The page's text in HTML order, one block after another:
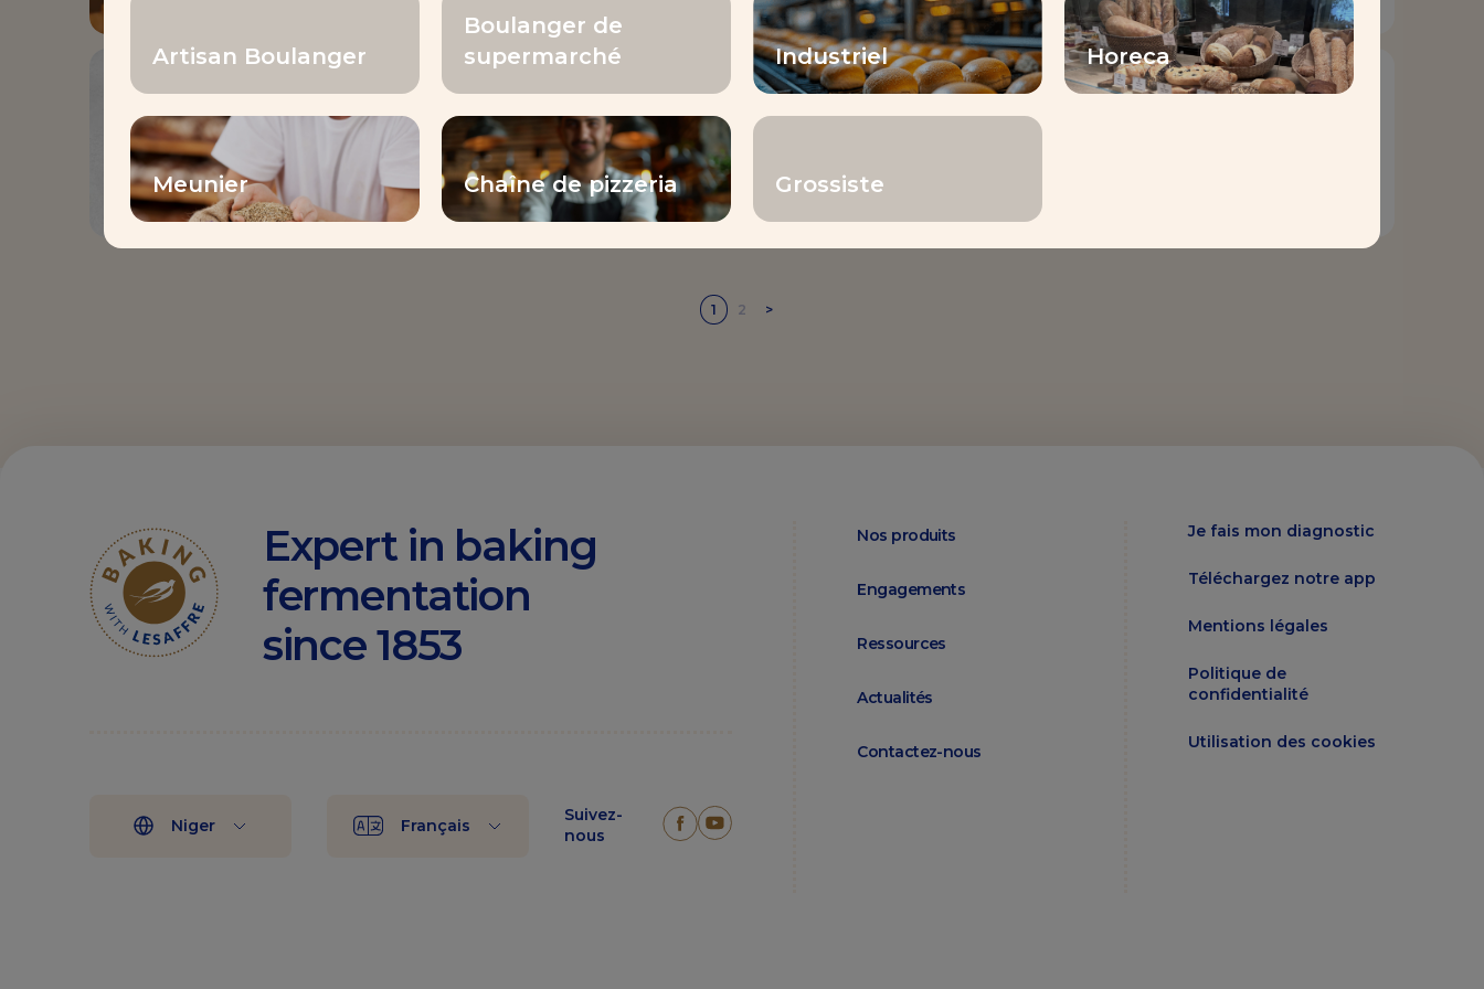
Artisan Boulanger
Boulanger de
supermarché
Industriel Horeca
Meunier Chaîne de pizzeria Grossiste
LIVRET DE
RECETTES
Livre recettes pains
du monde
DÉMO PRODUIT
TÉMOIGNAGE VIDÉO
LESAFFRE & MOI
APP
1 2 >
Expert in baking
fermentation
since 1853
Niger Français
Suivez-
nous
Nos produits
Engagements
Ressources
Actualités
Contactez-nous
Je fais mon diagnostic
Téléchargez notre app
Mentions légales
Politique de
confidentialité
Utilisation des cookies